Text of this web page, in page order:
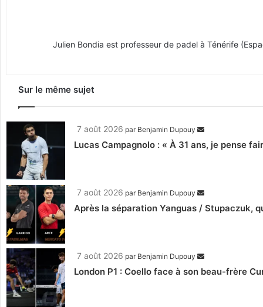
Julien Bondia est professeur de padel à Ténérife
Sur le même sujet
7 août 2026 par Benjamin Dupouy
Lucas Campagnolo : « À 31 ans, je pense
7 août 2026 par Benjamin Dupouy
Après la séparation Yanguas / Stupaczuk,
7 août 2026 par Benjamin Dupouy
London P1 : Coello face à son beau-frère